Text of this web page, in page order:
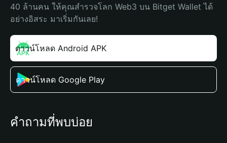
40 ล้านคน ให้คุณสำรวจโลก Web3 บน Bitget Wallet ได้
อย่างอิสระ มาเริ่มกันเลย!
ดาวน์โหลด Android APK
ดาวน์โหลด Google Play
คำถามที่พบบ่อย